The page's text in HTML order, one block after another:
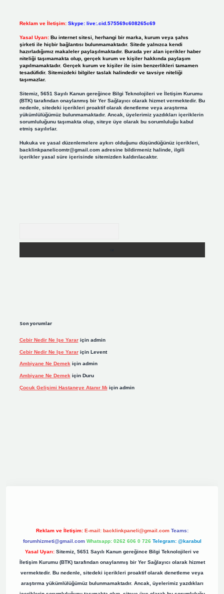
Reklam ve İletişim: Skype: live:.cid.575569c608265c69
Yasal Uyarı: Bu internet sitesi, herhangi bir marka, kurum veya şahıs
şirketi ile hiçbir bağlantısı bulunmamaktadır. Sitede yalnızca kendi
hazırladığımız makaleler paylaşılmaktadır. Burada yer alan içerikler haber
niteliği taşımamakta olup, gerçek kurum ve kişiler hakkında paylaşım
yapılmamaktadır. Gerçek kurum ve kişiler ile isim benzerlikleri tamamen
tesadüfidir. Sitemizdeki bilgiler taslak halindedir ve tavsiye niteliği
taşımazlar.
Sitemiz, 5651 Sayılı Kanun gereğince Bilgi Teknolojileri ve İletişim Kurumu
(BTK) tarafından onaylanmış bir Yer Sağlayıcı olarak hizmet vermektedir. Bu
nedenle, sitedeki içerikleri proaktif olarak denetleme veya araştırma
yükümlülüğümüz bulunmamaktadır. Ancak, üyelerimiz yazdıkları içeriklerin
sorumluluğunu taşımakta olup, siteye üye olarak bu sorumluluğu kabul
etmiş sayılırlar.
Hukuka ve yasal düzenlemelere aykırı olduğunu düşündüğünüz içerikleri,
backlinkpanelicomtr@gmail.comadresine bildirmeniz halinde, ilgili
içerikler yasal süre içerisinde sitemizden kaldırılacaktır.
Son yorumlar
Cebir Nedir Ne Işe Yarariçin admin
Cebir Nedir Ne Işe Yarariçin Levent
Ambiyane Ne Demekiçin admin
Ambiyane Ne Demek için Duru
Çocuk Gelişimi Hastaneye Atanır Mı için admin
Reklam ve İletişim: E-mail: backlinkpaneli@gmail.com Teams:
forumhizmeti@gmail.com Whatsapp: 0262 606 0 726 Telegram: @karabul
Yasal Uyarı: Sitemiz, 5651 Sayılı Kanun gereğince Bilgi Teknolojileri ve
İletişim Kurumu (BTK) tarafından onaylanmış bir Yer Sağlayıcı olarak hizmet
vermektedir. Bu nedenle, sitedeki içerikleri proaktif olarak denetleme veya
araştırma yükümlülüğümüz bulunmamaktadır. Ancak, üyelerimiz yazdıkları